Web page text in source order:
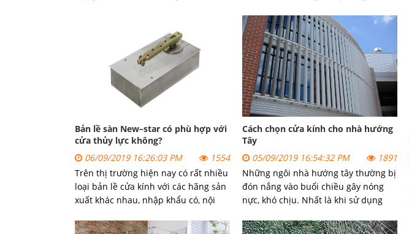
quản và sử dụng khóa cửa kính đúng
cách. Bài viết sau đây sẽ giúp bạn có
thêm thông tin.
đình bình thường. Tuy nhiên có
nhiều khách hàng gọi điện
đến Tín Thành để hỏi về thông tin
sản phẩm này.
Bản lề sàn New–star có phù hợp với
cửa thủy lực không?
06/09/2019 16:26:03 PM
1554
Trên thị trường hiện nay có rất nhiều
loại bản lề cửa kính với các hãng sản
xuất khác nhau, nhập khẩu có, nội
trong số các loại bản lề sàn nhập
Cách chọn cửa kính cho nhà hướng
Tây
05/09/2019 16:54:32 PM
1891
Những ngôi nhà hướng tây thường bị
đón nắng vào buổi chiều gây nóng
nực, khó chịu. Nhất là khi sử dụng
cửa kính cho nhà hướng tây như thế